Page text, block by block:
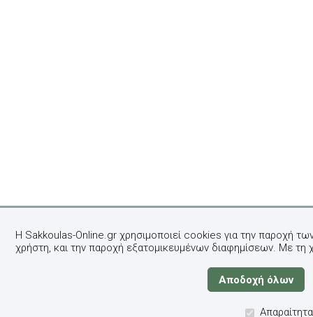
Η Sakkoulas-Online.gr χρησιμοποιεί cookies για την παροχή
χρήστη, και την παροχή εξατομικευμένων διαφημίσεων. Με